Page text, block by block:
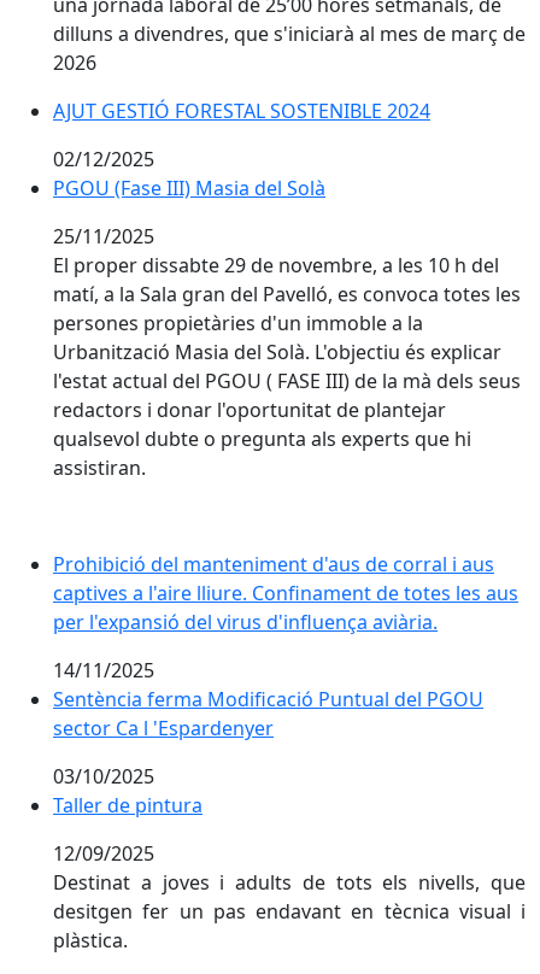
dilluns a divendres, que s'iniciarà al mes de març de
2026
AJUT GESTIÓ FORESTAL SOSTENIBLE 2024
02/12/2025
PGOU (Fase III) Masia del Solà
25/11/2025
El proper dissabte 29 de novembre, a les 10 h del
matí, a la Sala gran del Pavelló, es convoca totes les
persones propietàries d'un immoble a la
Urbanització Masia del Solà. L'objectiu és explicar
l'estat actual del PGOU ( FASE III) de la mà dels seus
redactors i donar l'oportunitat de plantejar
qualsevol dubte o pregunta als experts que hi
assistiran.
Prohibició del manteniment d'aus de corral i aus
Prohibició del manteniment d'aus de corral i aus
captives a l'aire lliure. Confinament de totes les aus
per l'expansió del virus d'influença aviària.
14/11/2025
Sentència ferma Modificació Puntual del PGOU
sector Ca l 'Espardenyer
03/10/2025
Taller de pintura
Taller de pintura
12/09/2025
Destinat a joves i adults de tots els nivells, que
desitgen fer un pas endavant en tècnica visual i
plàstica.